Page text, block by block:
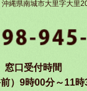
縄県南城市大里字大里
窓口受付時間
）9時00分～11時